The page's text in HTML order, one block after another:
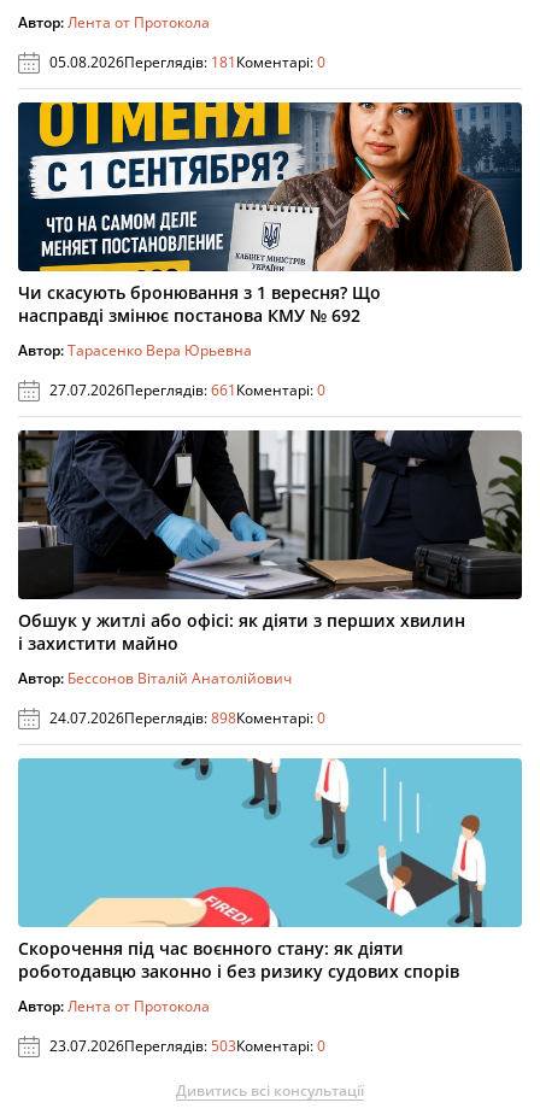
Автор:Лента от Протокола
05.08.2026Переглядів: 181Коментарі:0
Чи скасують бронювання з 1 вересня? Що
насправді змінює постанова КМУ № 692
Автор:Тарасенко Вера Юрьевна
27.07.2026Переглядів:661Коментарі:0
Обшук у житлі або офісі: як діяти з перших хвилин
і захистити майно
Автор: Бессонов Віталій Анатолійович
24.07.2026Переглядів:898Коментарі:0
Скорочення під час воєнного стану: як діяти
роботодавцю законно і без ризику судових спорів
Автор:Лента от Протокола
23.07.2026Переглядів:503Коментарі:0
Дивитись всі консультації